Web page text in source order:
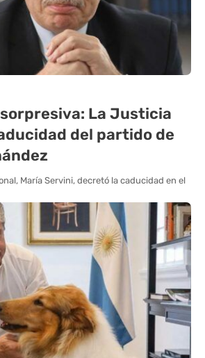
La Justicia
del partido de
María Servini, decretó la caducidad en el